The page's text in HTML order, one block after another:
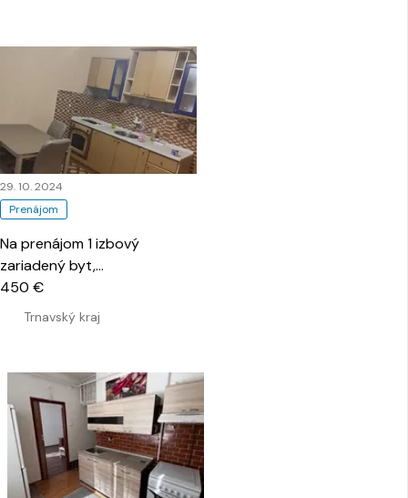
Prenájom
29. 10. 2024
Na prenájom 1 izbový
zariadený byt,
Hviezdoslavova, Senica
Trnavský kraj
450 €